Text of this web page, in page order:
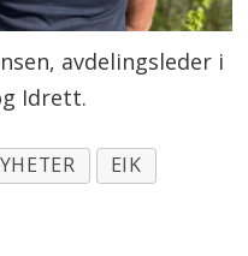
avdelingsleder i
Idrett.
EIK